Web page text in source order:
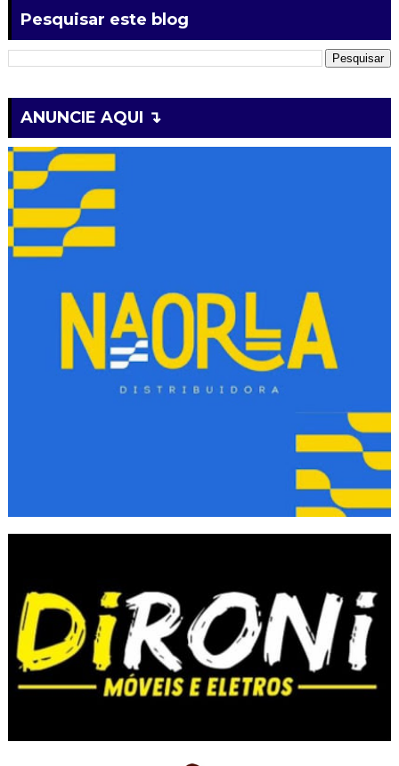
Pesquisar este blog
ANUNCIE AQUI ↴